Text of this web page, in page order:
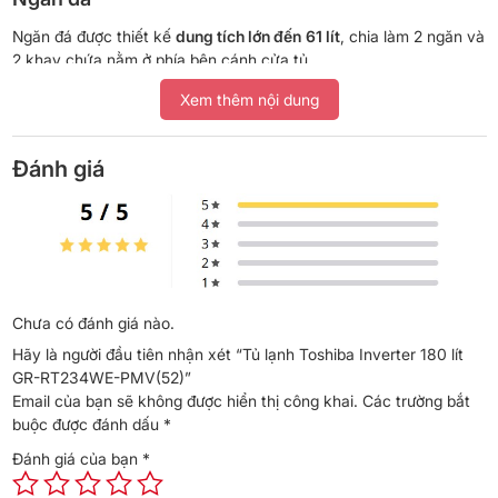
Ngăn đá được thiết kế dung tích lớn đến 61 lít, chia làm 2 ngăn và
2 khay chứa nằm ở phía bên cánh cửa tủ.
Ngăn lạnh códung tích 119 lít, gồm có 1 ngăn Cooling Zone 0°C,
chia làm 2 ngăn và 1 hộc đựng rau củ quả. Ngoài ra, bên cánh
cửa tủ lạnh còn được thiết kế thêm 3 khay chứa.
*Hình ảnh chỉ mang tính chất minh họa
Xem thêm nội dung
Đánh giá
Chưa có đánh giá nào.
Hãy là người đầu tiên nhận xét “Tủ lạnh Toshiba Inverter 180 lít
GR-RT234WE-PMV(52)”
Email của bạn sẽ không được hiển thị công khai. Các trường bắt
buộc được đánh dấu *
Đánh giá của bạn *